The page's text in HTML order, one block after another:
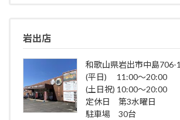
岩出店
和歌山県岩出市中島706-1
(平日) 11:00～20:00
(土日祝) 10:00～20:00
定休日 第3水曜日
駐車場 30台